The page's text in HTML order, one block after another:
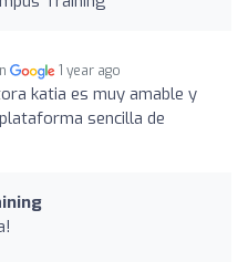
1 year ago
katia es muy amable y
sencilla de